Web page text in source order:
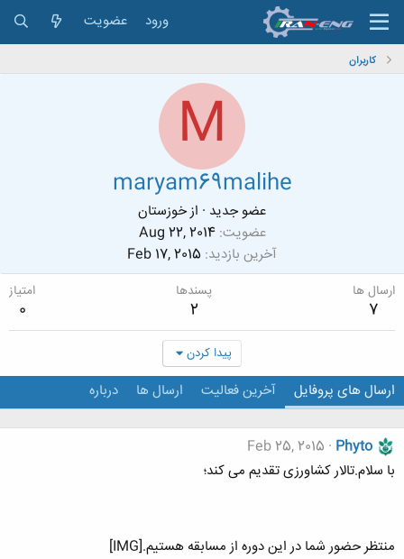
ورود عضویت
کاربران
M
maryam69malihe
عضو جدید · ازخوزستان
عضویت Aug 22, 2014
آخرین بازدید Feb 17, 2015
ارسال ها
7
پسندها
2
امتیاز
0
پیدا کردن
ارسال های پروفایل آخرین فعالیت ارسال ها درباره
Phyto
Feb 25, 2015
با سلام.تالار کشاورزی تقدیم می کند؛
منتظر حضور شما در این دوره از مسابقه هستیم.[IMG]